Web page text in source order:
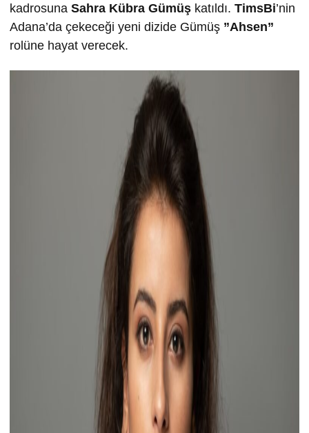
kadrosuna Sahra Kübra Gümüş katıldı. TimsBi’nin
Adana’da çekeceği yeni dizide Gümüş ”Ahsen”
rolüne hayat verecek.